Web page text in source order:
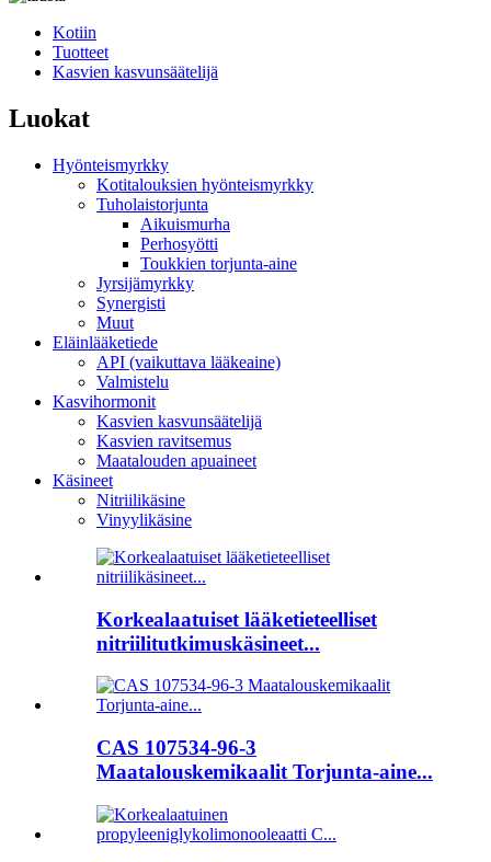
Kotiin
Tuotteet
Kasvien kasvunsäätelijä
Luokat
Hyönteismyrkky
Kotitalouksien hyönteismyrkky
Tuholaistorjunta
Aikuismurha
Perhosyötti
Toukkien torjunta-aine
Jyrsijämyrkky
Synergisti
Muut
Eläinlääketiede
API (vaikuttava lääkeaine)
Valmistelu
Kasvihormonit
Kasvien kasvunsäätelijä
Kasvien ravitsemus
Maatalouden apuaineet
Käsineet
Nitriilikäsine
Vinyylikäsine
Korkealaatuiset lääketieteelliset
nitriilitutkimuskäsineet...
CAS 107534-96-3
Maatalouskemikaalit Torjunta-aine...